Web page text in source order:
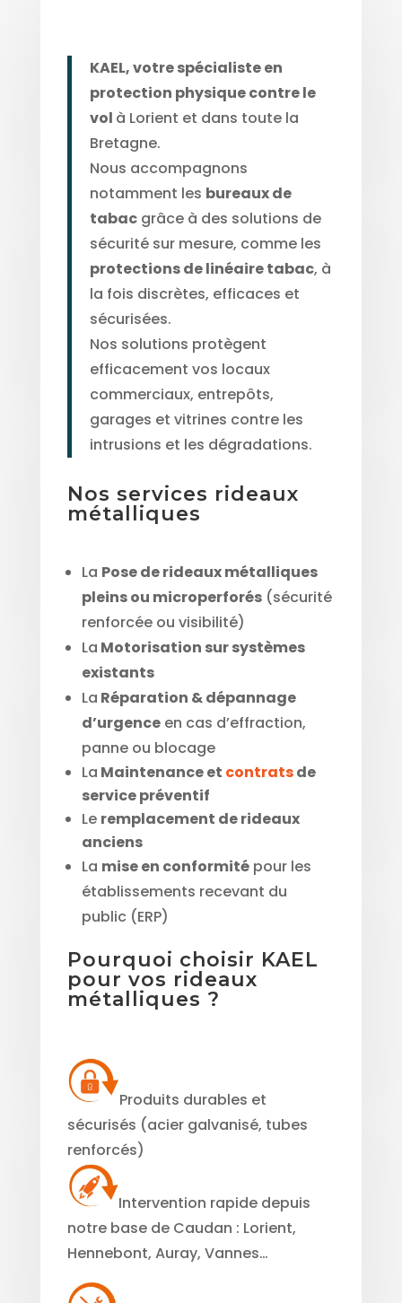
KAEL, votre spécialiste en
protection physique contre le
vol à Lorient et dans toute la
Bretagne.
Nous accompagnons
notamment les bureaux de
tabacgrâce à des solutions de
sécurité sur mesure, comme les
protections de linéaire tabac, à
la fois discrètes, efficaces et
sécurisées.
Nos solutions protègent
efficacement vos locaux
commerciaux, entrepôts,
garages et vitrines contre les
intrusions et les dégradations.
Nos services rideaux
métalliques
La Pose de rideaux métalliques
pleins ou microperforés (sécurité
renforcée ou visibilité)
La Motorisation sur systèmes
existants
La Réparation & dépannage
d’urgence en cas d’effraction,
panne ou blocage
La Maintenance et contratsde
service préventif
Le remplacement de rideaux
anciens
La mise en conformitépour les
établissements recevant du
public (ERP)
Pourquoi choisir KAEL
pour vos rideaux
métalliques ?
Produits durables et
sécurisés (acier galvanisé, tubes
renforcés)
Intervention rapide depuis
notre base de Caudan : Lorient,
Hennebont, Auray, Vannes…